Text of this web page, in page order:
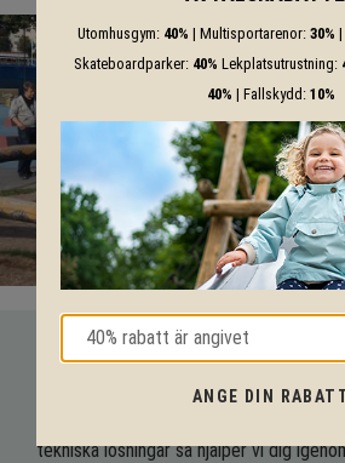
tekniska lösningar så hjälper vi dig
Utomhusgym: 40% | Multisportarenor: 30% |
Skateboardparker: 40% Lekplatsutrustning:
40% | Fallskydd: 10%
ANGE DIN